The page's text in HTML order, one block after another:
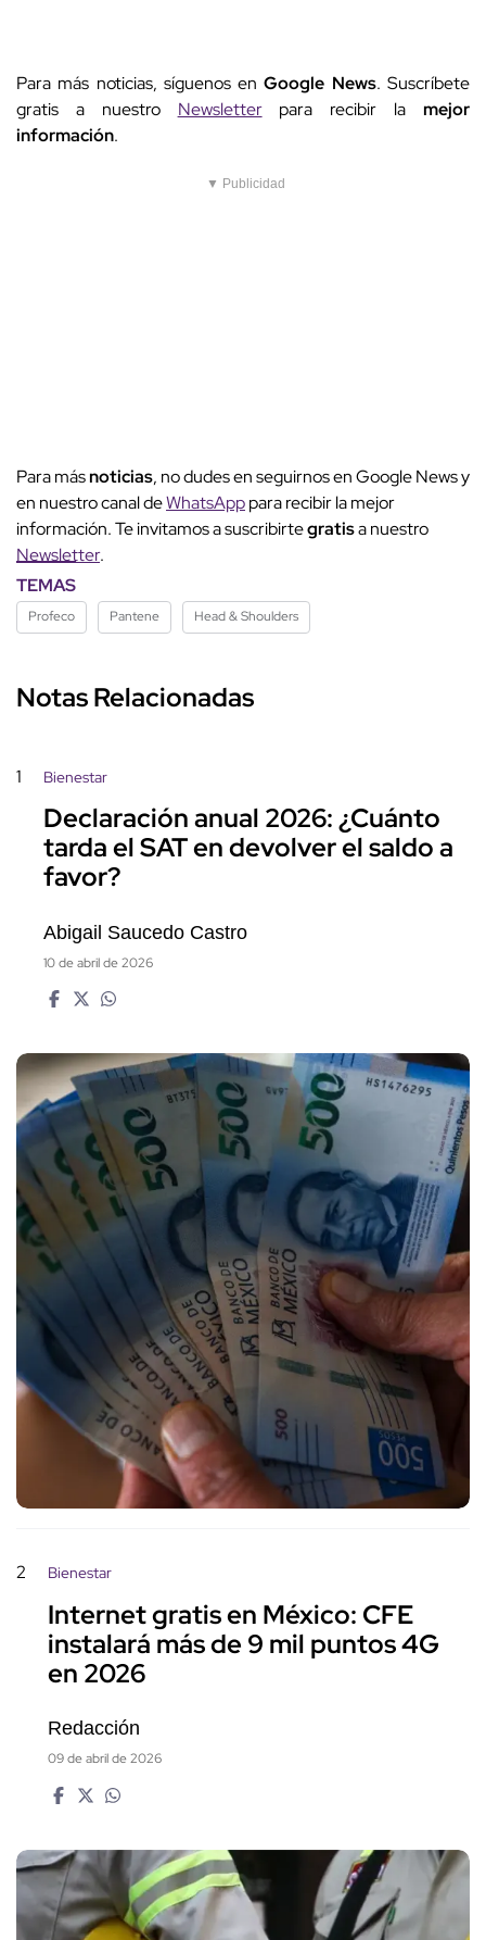
Para más noticias, síguenos enGoogle News. Suscríbete
gratis a nuestro Newsletterpara recibir lamejor
información.
▼ Publicidad
Para másnoticias, no dudes en seguirnos en Google News y
en nuestro canal deWhatsApppara recibir la mejor
información. Te invitamos a suscribirtegratisa nuestro
Newsletter.
TEMAS
Profeco Pantene Head & Shoulders
Notas Relacionadas
1 Bienestar
Declaración anual 2026: ¿Cuánto
tarda el SAT en devolver el saldo a
favor?
Abigail Saucedo Castro
10 de abril de 2026
2 Bienestar
Internet gratis en México: CFE
instalará más de 9 mil puntos 4G
en 2026
Redacción
09 de abril de 2026